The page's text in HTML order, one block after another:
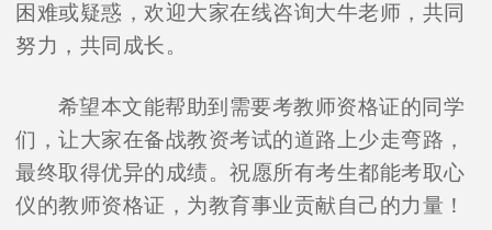
困难或疑惑，欢迎大家在线咨询大牛老师，共同
努力，共同成长。
希望本文能帮助到需要考教师资格证的同学
们，让大家在备战教资考试的道路上少走弯路，
最终取得优异的成绩。祝愿所有考生都能考取心
仪的教师资格证，为教育事业贡献自己的力量！